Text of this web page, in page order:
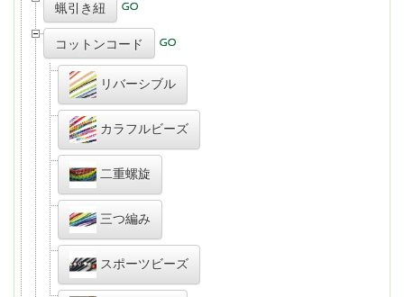
蝋引き紐
コットンコード
リバーシブル
カラフルビーズ
二重螺旋
三つ編み
スポーツビーズ